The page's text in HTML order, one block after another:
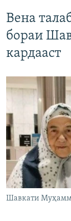
Вена
бораи
кардааст
Шавкати